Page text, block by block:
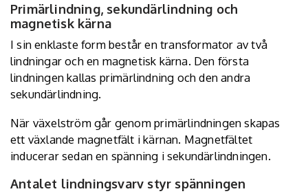
Primärlindning, sekundärlindning och
magnetisk kärna
I sin enklaste form består en transformator av två
lindningar och en magnetisk kärna. Den första
lindningen kallas primärlindning och den andra
sekundärlindning.
När växelström går genom primärlindningen skapas
ett växlande magnetfält i kärnan. Magnetfältet
inducerar sedan en spänning i sekundärlindningen.
Antalet lindningsvarv styr spänningen